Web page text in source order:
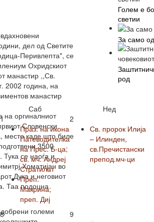
дел од Светите
Перивлепта", се
Охридскиот
манастир ,,Св.
2002 година, на
манастир
на оргиналниот
Словенски
место каде што биле
3500
Тука се наоѓа и
Хоматијан во
Дука и неговиот
Таа подоцна
големи
Саб
Нед
1
Праз. на икона
Патеводителка
на Прес. Б-ца;
св. мч. Андреј
Стратилат
Преп.
Макрина;
преп. Диј
2
Св. пророк Илија
– Илинден,
св.Пречистански
препод.мч-ци
8
9
Голем е
светии
За само
род